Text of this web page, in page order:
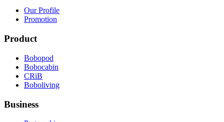
Our Profile
Promotion
Product
Bobopod
Bobocabin
CRiB
Boboliving
Business